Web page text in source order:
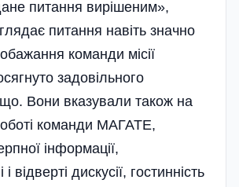
питання вирішеним»,
питання навіть значно
команди місії
задовільного
Вони вказували також на
команди МАГАТЕ,
інформації,
і відверті дискусії, гостинність